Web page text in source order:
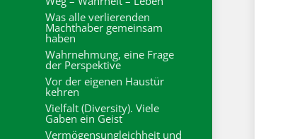
Was alle verlierenden
Machthaber gemeinsam
haben
Wahrnehmung, eine Frage
der Perspektive
Vor der eigenen Haustür
kehren
Vielfalt (Diversity). Viele
Gaben ein Geist
Vermögensungleichheit und